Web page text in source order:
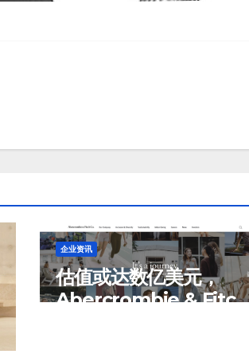
企业资讯
估值或达数亿美元，
Abercrombie & Fitch